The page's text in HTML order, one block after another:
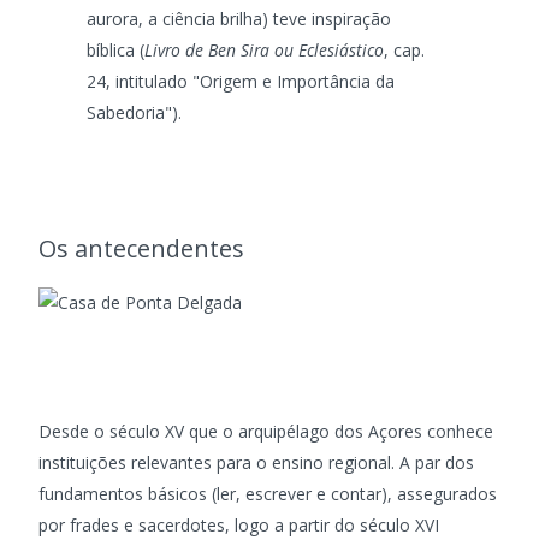
aurora, a ciência brilha) teve inspiração
bíblica (Livro de Ben Sira ou Eclesiástico, cap.
24, intitulado "Origem e Importância da
Sabedoria").
Os antecendentes
Desde o século XV que o arquipélago dos Açores conhece
instituições relevantes para o ensino regional. A par dos
fundamentos básicos (ler, escrever e contar), assegurados
por frades e sacerdotes, logo a partir do século XVI